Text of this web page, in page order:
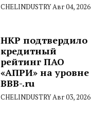
CHELINDUSTRYАвг 04, 2026
НКР подтвердило
кредитный
рейтинг ПАО
«АПРИ» на уровне
BBB-.ru
CHELINDUSTRYАвг 03, 2026